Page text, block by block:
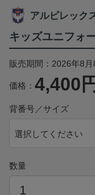
アルビレック
キッズユニフォ
販売期間：2026年8
価格： 4,400
背番号／サイズ
選択してください
数量